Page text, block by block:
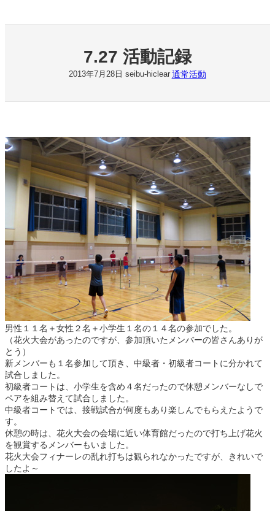
7.27 活動記録
2013年7月28日 seibu-hiclear 通常活動
男性１１名＋女性２名＋小学生１名の１４名の参加でした。
（花火大会があったのですが、参加頂いたメンバーの皆さんありが
とう）
新メンバーも１名参加して頂き、中級者・初級者コートに分かれて
試合しました。
初級者コートは、小学生を含め４名だったので休憩メンバーなしで
ペアを組み替えて試合しました。
中級者コートでは、接戦試合が何度もあり楽しんでもらえたようで
す。
休憩の時は、花火大会の会場に近い体育館だったので打ち上げ花火
を観賞するメンバーもいました。
花火大会フィナーレの乱れ打ちは観られなかったですが、きれいで
したよ～